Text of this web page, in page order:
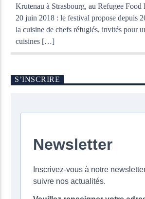
Krutenau à Strasbourg, au Refugee Food
20 juin 2018 : le festival propose depuis
la cuisine de chefs réfugiés, invités pour
cuisines […]
S’INSCRIRE